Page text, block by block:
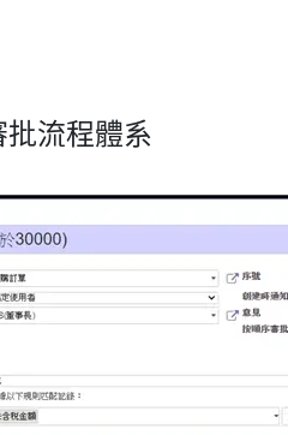
流程體系